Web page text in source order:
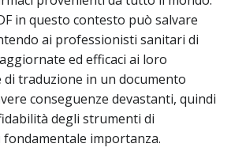
in questo contesto può salvare
ai professionisti sanitari di
ed efficaci ai loro
traduzione in un documento
conseguenze devastanti, quindi
degli strumenti di
importanza.